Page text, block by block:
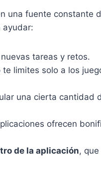
una fuente constante
ayudar:
tareas y retos.
te limites solo a los
una cierta cantidad
ofrecen
de la aplicación,